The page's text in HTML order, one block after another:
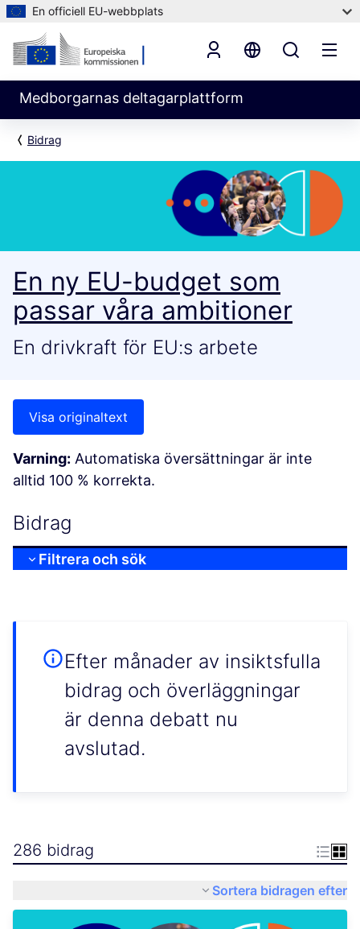
En officiell EU-webbplats
Medborgarnas deltagarplattform
Bidrag
En ny EU-budget som
passar våra ambitioner
En drivkraft för EU:s arbete
Visa originaltext
Varning: Automatiska översättningar är inte
alltid 100 % korrekta.
Bidrag
Filtrera och sök
Efter månader av insiktsfulla
bidrag och överläggningar
är denna debatt nu
avslutad.
286 bidrag
Sortera bidragen efter